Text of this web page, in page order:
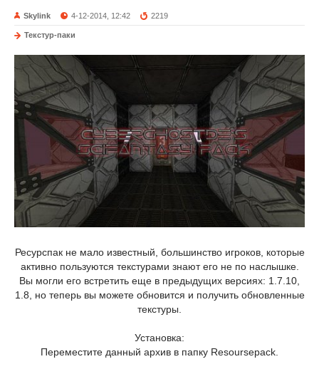
Skylink 4-12-2014, 12:42 2219
Текстур-паки
Ресурспак не мало известный, большинство игроков, которые
активно пользуются текстурами знают его не по наслышке.
Вы могли его встретить еще в предыдущих версиях: 1.7.10,
1.8, но теперь вы можете обновится и получить обновленные
текстуры.
Установка:
Переместите данный архив в папку Resoursepack.